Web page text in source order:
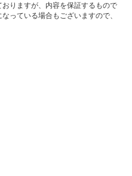
りますが、内容を保証するもので
っている場合もございますので、